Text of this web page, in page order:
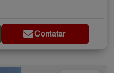
Contatar